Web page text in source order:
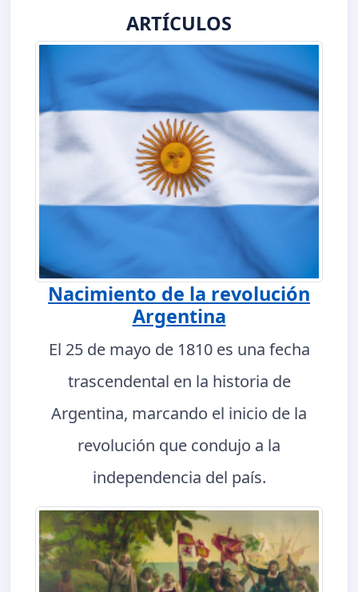
ARTÍCULOS
Nacimiento de la revolución
Argentina
El 25 de mayo de 1810 es una fecha
trascendental en la historia de
Argentina, marcando el inicio de la
revolución que condujo a la
independencia del país.